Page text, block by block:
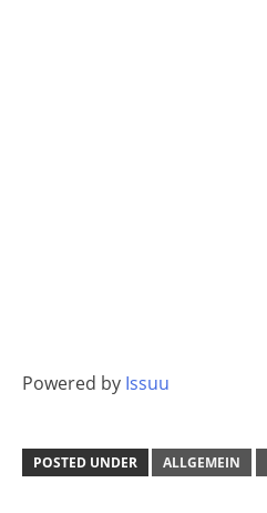
Powered by Issuu
POSTED UNDER ALLGEMEIN